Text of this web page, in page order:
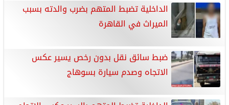
الداخلية تضبط المتهم بضرب والدته بسبب
الميراث في القاهرة
ضبط سائق نقل بدون رخص يسير عكس
الاتجاه وصدم سيارة بسوهاج